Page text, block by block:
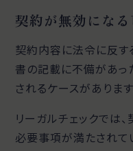
契約が無効にな
契約内容に法令に反す
書の記載に不備があっ
されるケースがあります
リーガルチェックでは
必要事項が満たされて